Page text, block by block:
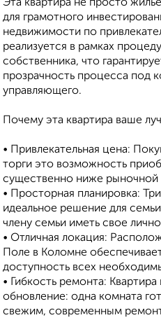
Эта квартира не просто
для грамотного
недвижимости по
реализуется в рамках
собственника, что
прозрачность процесса под
управляющего.
Почему эта квартира ваше
• Привлекательная цена:
торги это возможность
существенно ниже рыночной
• Просторная планировка:
идеальное решение для
члену семьи иметь свое
• Отличная локация:
Поле в Коломне
доступность всех
• Гибкость ремонта:
обновление: одна комната
свежим, современным